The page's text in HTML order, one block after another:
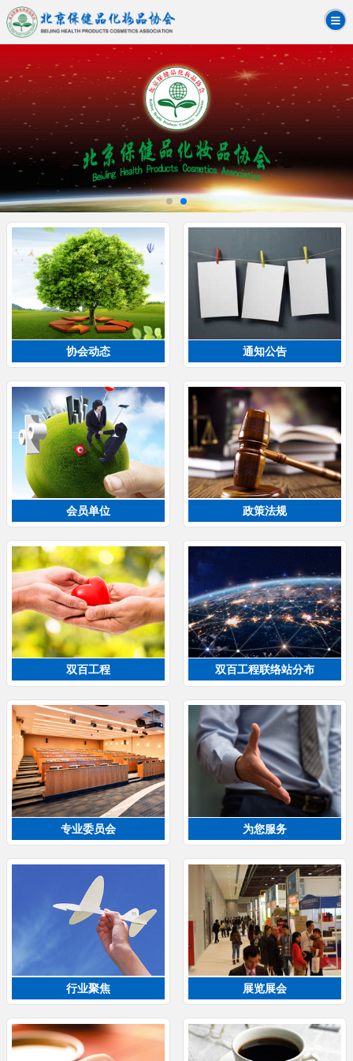
协会动态 通知公告
会员单位 政策法规
双百工程 双百工程联络站分布
专业委员会 为您服务
行业聚焦 展览展会